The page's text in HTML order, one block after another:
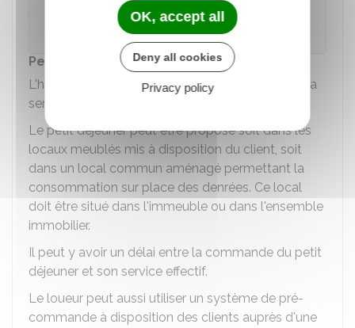
boîte à clés
par exemple) selon
sa préférence.
Petit déjeuner
L'hébergeur choisit le lieu où le petit déjeuner sera
servi, de façon individuelle ou collective.
Le petit déjeuner peut être proposé soit dans les
locaux meublés mis à disposition du client, soit
dans un local commun aménagé permettant la
consommation sur place des denrées. Ce local
doit être situé dans l'immeuble ou dans l'ensemble
immobilier.
Il peut y avoir un délai entre la commande du petit
déjeuner et son service effectif.
Le loueur peut aussi utiliser un système de pré-
commande à disposition des clients auprès d'une
OK, accept all
Deny all cookies
Privacy policy